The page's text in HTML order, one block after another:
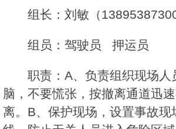
组长：刘敏（13895387300
组员：驾驶员 押运员
职责：A、负责组织现场人
脑，不要慌张，按撤离通道迅
离。B、保护现场，设置事故现